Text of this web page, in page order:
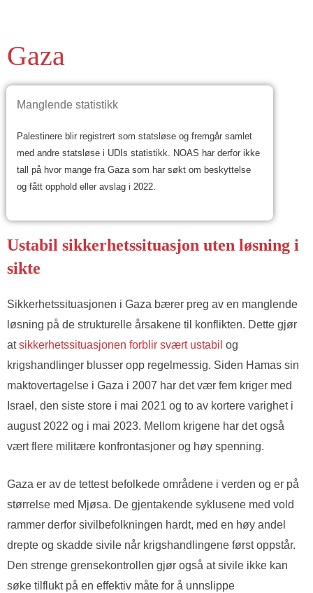
Gaza
Manglende statistikk
Palestinere blir registrert som statsløse og fremgår samlet
med andre statsløse i UDIs statistikk. NOAS har derfor ikke
tall på hvor mange fra Gaza som har søkt om beskyttelse
og fått opphold eller avslag i 2022.
Ustabil sikkerhetssituasjon uten løsning i
sikte
Sikkerhetssituasjonen i Gaza bærer preg av en manglende
løsning på de strukturelle årsakene til konflikten. Dette gjør
atsikkerhetssituasjonen forblir svært ustabil og
krigshandlinger blusser opp regelmessig. Siden Hamas sin
maktovertagelse i Gaza i 2007 har det vær fem kriger med
Israel, den siste store i mai 2021 og to av kortere varighet i
august 2022 og i mai 2023. Mellom krigene har det også
vært flere militære konfrontasjoner og høy spenning.
Gaza er av de tettest befolkede områdene i verden og er på
størrelse med Mjøsa. De gjentakende syklusene med vold
rammer derfor sivilbefolkningen hardt, med en høy andel
drepte og skadde sivile når krigshandlingene først oppstår.
Den strenge grensekontrollen gjør også at sivile ikke kan
søke tilflukt på en effektiv måte for å unnslippe